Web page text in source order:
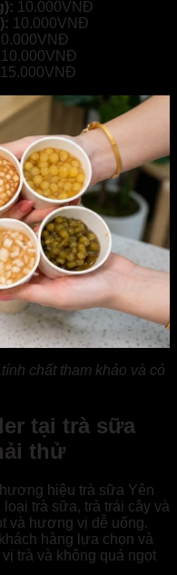
10.000VNĐ
10.000VNĐ
10.000VNĐ
15.000VNĐ
chất tham khảo và có
tại trà sữa
thử
hiệu trà sữa Yên
trà sữa, trà trái cây và
và hương vị dễ uống.
hàng lựa chọn và
trà và không quá ngọt